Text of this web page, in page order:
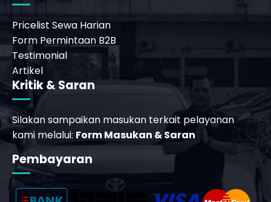
Pricelist Sewa Harian
Form Permintaan B2B
Testimonial
Artikel
Kritik & Saran
Silakan sampaikan masukan terkait pelayanan
kami melalui: Form Masukan & Saran
Pembayaran